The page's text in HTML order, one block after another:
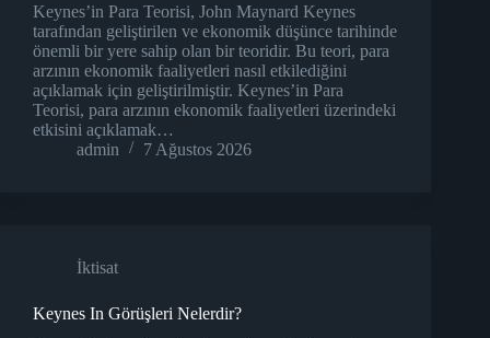
Keynes’in Para Teorisi, John Maynard Keynes
tarafından geliştirilen ve ekonomik düşünce tarihinde
önemli bir yere sahip olan bir teoridir. Bu teori, para
arzının ekonomik faaliyetleri nasıl etkilediğini
açıklamak için geliştirilmiştir. Keynes’in Para
Teorisi, para arzının ekonomik faaliyetleri üzerindeki
etkisini açıklamak…
admin
7 Ağustos 2026
İktisat
Keynes In Görüşleri Nelerdir?